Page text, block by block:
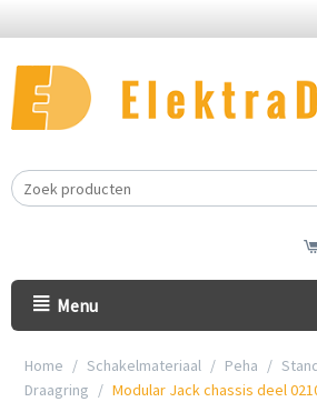
Menu
Home / Schakelmateriaal / Peha /
Draagring / Modular Jack chassis deel